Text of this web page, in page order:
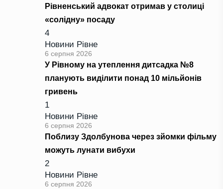
Рівненський адвокат отримав у столиці
«солідну» посаду
4
Новини Рівне
6 серпня 2026
У Рівному на утеплення дитсадка №8
планують виділити понад 10 мільйонів
гривень
1
Новини Рівне
6 серпня 2026
Поблизу Здолбунова через зйомки фільму
можуть лунати вибухи
2
Новини Рівне
6 серпня 2026